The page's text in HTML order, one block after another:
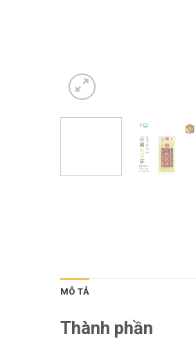
MÔ TẢ
Thành phần